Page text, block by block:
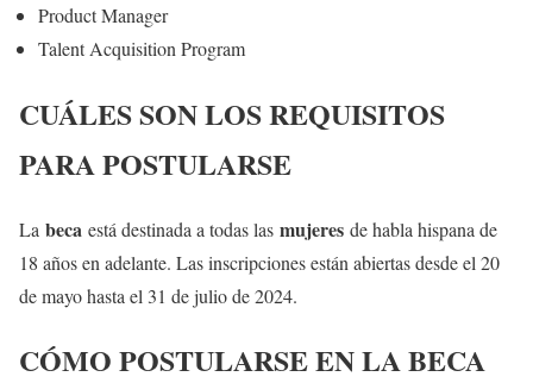
Product Manager
Talent Acquisition Program
CUÁLES SON LOS REQUISITOS
PARA POSTULARSE
La beca está destinada a todas las mujeres de habla hispana de
18 años en adelante. Las inscripciones están abiertas desde el 20
de mayo hasta el 31 de julio de 2024.
CÓMO POSTULARSE EN LA BECA